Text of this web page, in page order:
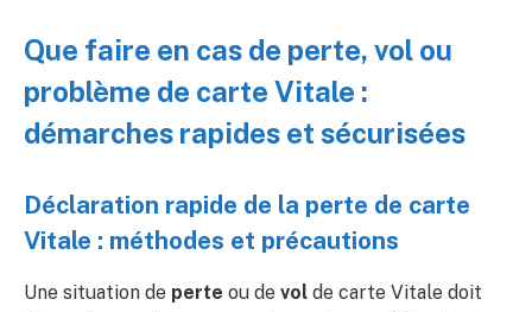
Que faire en cas de perte, vol ou
problème de carte Vitale :
démarches rapides et sécurisées
Déclaration rapide de la perte de carte
Vitale : méthodes et précautions
Une situation de perte ou de vol de carte Vitale doit